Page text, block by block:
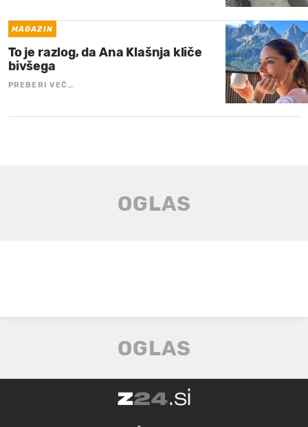
MAGAZIN
To je razlog, da Ana Klašnja kliče
bivšega
PREBERI VEČ…